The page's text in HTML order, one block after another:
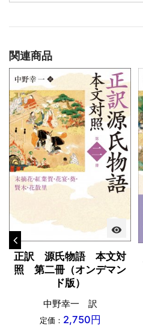
関連商品
visibility
正訳 源氏物語 本文対
照 第二冊（オンデマン
ド版）
中野幸一 訳
定価： 2,750円